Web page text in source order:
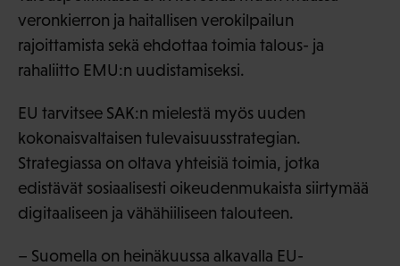
veronkierron ja haitallisen verokilpailun
rajoittamista sekä ehdottaa toimia talous- ja
rahaliitto EMU:n uudistamiseksi.
EU tarvitsee SAK:n mielestä myös uuden
kokonaisvaltaisen tulevaisuusstrategian.
Strategiassa on oltava yhteisiä toimia, jotka
edistävät sosiaalisesti oikeudenmukaista siirtymää
digitaaliseen ja vähähiiliseen talouteen.
– Suomella on heinäkuussa alkavalla EU-